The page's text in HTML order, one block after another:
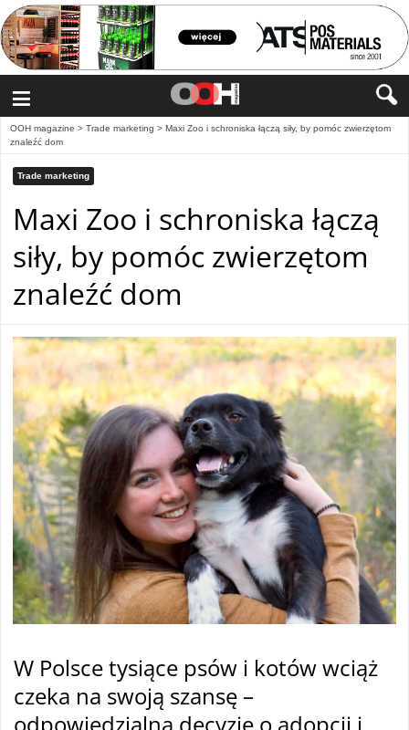
≡
OOH magazine > Trade marketing > Maxi Zoo i schroniska łączą siły, by pomóc zwierzętom
znaleźć dom
Trade marketing
Maxi Zoo i schroniska łączą
siły, by pomóc zwierzętom
znaleźć dom
W Polsce tysiące psów i kotów wciąż
czeka na swoją szansę –